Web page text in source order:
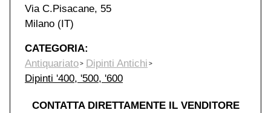
Via C.Pisacane, 55
Milano (IT)
CATEGORIA:
Antiquariato
Dipinti Antichi
Dipinti '400, '500, '600
CONTATTA DIRETTAMENTE IL VENDITORE